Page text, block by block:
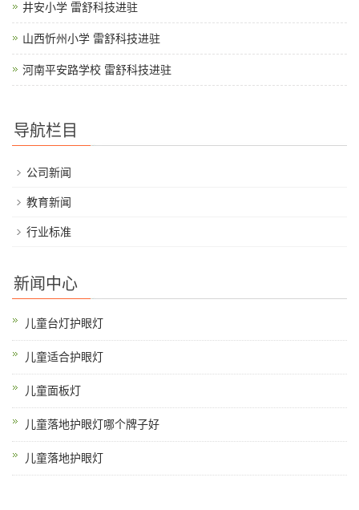
井安小学 雷舒科技进驻
山西忻州小学 雷舒科技进驻
河南平安路学校 雷舒科技进驻
导航栏目
公司新闻
教育新闻
行业标准
新闻中心
儿童台灯护眼灯
儿童适合护眼灯
儿童面板灯
儿童落地护眼灯哪个牌子好
儿童落地护眼灯